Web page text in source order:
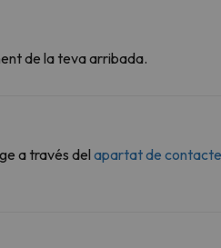
de la teva arribada.
a través del apartat de contacte